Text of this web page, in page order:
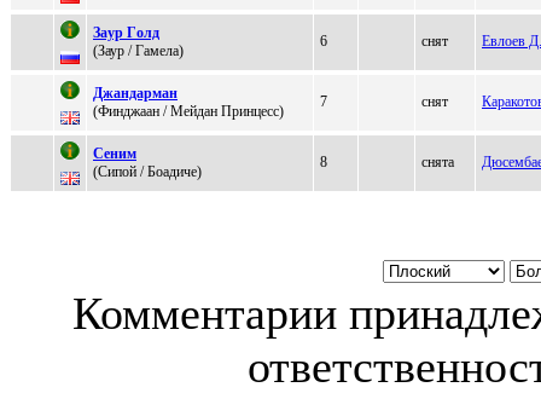
Зaур Гoлд
(Зауp / Гамела)
6 снят Евлоев
Джaндaрмaн
(Финджaaн / Mейдан Пpинцеcc)
7 снят
Сеним
(Cипой / Боaдиче)
8 снята
Комментарии